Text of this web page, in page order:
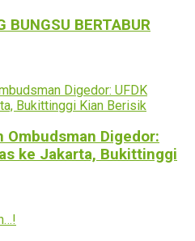
BUNGSU BERTABUR
Ombudsman Digedor:
ke Jakarta, Bukittinggi